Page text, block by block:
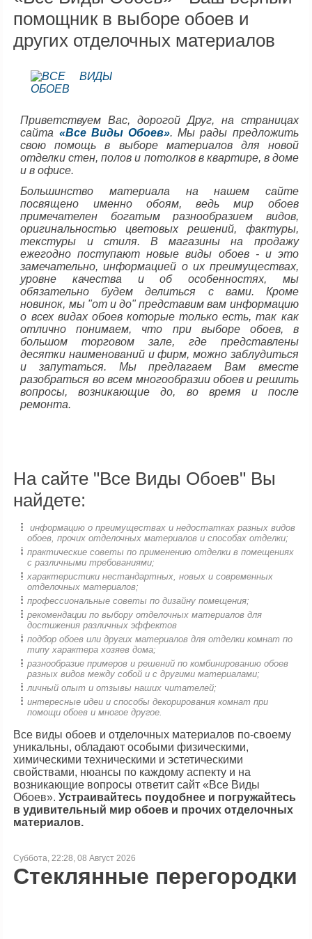
помощник в выборе обоев и
других отделочных материалов
Приветствуем Вас, дорогой Друг, на страницах
сайта «Все Виды Обоев». Мы рады предложить
свою помощь в выборе материалов для новой
отделки стен, полов и потолков в квартире, в доме
и в офисе.
Большинство материала на нашем сайте
посвящено именно обоям, ведь мир обоев
примечателен богатым разнообразием видов,
оригинальностью цветовых решений, фактуры,
текстуры и стиля. В магазины на продажу
ежегодно поступают новые виды обоев - и это
замечательно, информацией о их преимуществах,
уровне качества и об особенностях, мы
обязательно будем делиться с вами. Кроме
новинок, мы "от и до" представим вам информацию
о всех видах обоев которые только есть, так как
отлично понимаем, что при выборе обоев, в
большом торговом зале, где представлены
десятки наименований и фирм, можно заблудиться
и запутаться. Мы предлагаем Вам вместе
разобраться во всем многообразии обоев и решить
вопросы, возникающие до, во время и после
ремонта.
На сайте "Все Виды Обоев" Вы
найдете:
информацию о преимуществах и недостатках разных видов
обоев, прочих отделочных материалов и способах отделки;
практические советы по применению отделки в помещениях
с различными требованиями;
характеристики нестандартных, новых и современных
отделочных материалов;
профессиональные советы по дизайну помещения;
рекомендации по выбору отделочных материалов для
достижения различных эффектов
подбор обоев или других материалов для отделки комнат по
типу характера хозяев дома;
разнообразие примеров и решений по комбинированию обоев
разных видов между собой и с другими материалами;
личный опыт и отзывы наших читателей;
интересные идеи и способы декорирования комнат при
помощи обоев и многое другое.
Все виды обоев и отделочных материалов по-своему
уникальны, обладают особыми физическими,
химическими техническими и эстетическими
свойствами, нюансы по каждому аспекту и на
возникающие вопросы ответит сайт «Все Виды
Обоев».Устраивайтесь поудобнее и погружайтесь
в удивительный мир обоев и прочих отделочных
материалов.
Суббота, 22:28, 08 Август 2026
Стеклянные перегородки